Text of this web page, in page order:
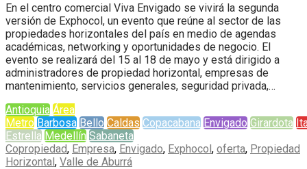
En el centro comercial Viva Envigado se vivirá la segunda
versión de Exphocol, un evento que reúne al sector de las
propiedades horizontales del país en medio de agendas
académicas, networking y oportunidades de negocio. El
evento se realizará del 15 al 18 de mayo y está dirigido a
administradores de propiedad horizontal, empresas de
mantenimiento, servicios generales, seguridad privada,…
Antioquia Área
Metro Barbosa Bello Caldas Copacabana Envigado Girardota
Estrella Medellín Sabaneta
Copropiedad, Empresa, Envigado, Exphocol, oferta, Propiedad
Horizontal, Valle de Aburrá